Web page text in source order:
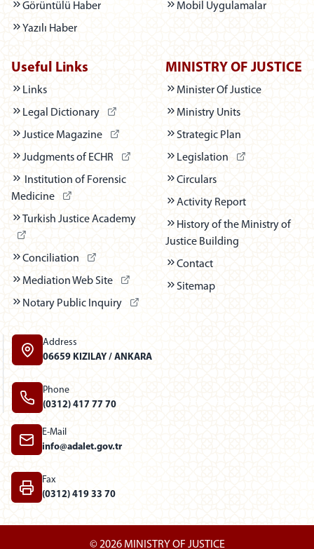
Görüntülü Haber
Yazılı Haber
Mobil Uygulamalar
Useful Links
Links
Legal Dictionary
(Dış bağlantı - Yeni sekmede açılır)
Justice Magazine (Dış bağlantı - Yeni sekmede açılır)
Judgments of ECHR (Dış bağlantı - Yeni sekmede açılır)
Institution of Forensic
Medicine
(Dış bağlantı - Yeni sekmede açılır)
Turkish Justice Academy(Dış bağlantı - Yeni sekmede açılır)
Conciliation (Dış bağlantı - Yeni sekmede açılır)
Mediation Web Site (Dış bağlantı - Yeni sekmede açılır)
Notary Public Inquiry (Dış bağlantı - Yeni sekmede açılır)
MINISTRY OF JUSTICE
Minister Of Justice
Ministry Units
Strategic Plan
Legislation
(Dış bağlantı -
Circulars
Activity Report
History of the Ministry of
Justice Building
Contact
Sitemap
Address
06659 KIZILAY / ANKARA
Phone
(0312) 417 77 70
E-Mail
info@adalet.gov.tr
Fax
(0312) 419 33 70
© 2026 MINISTRY OF JUSTICE